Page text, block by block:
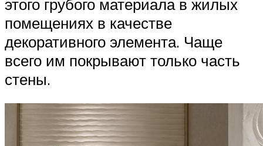
этого грубого материала в жилых
помещениях в качестве
декоративного элемента. Чаще
всего им покрывают только часть
стены.